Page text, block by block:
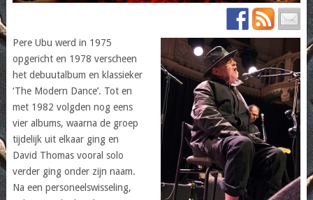
Pere Ubu werd in 1975
opgericht en 1978 verscheen
het debuutalbum en klassieker
‘The Modern Dance’. Tot en
met 1982 volgden nog eens
vier albums, waarna de groep
tijdelijk uit elkaar ging en
David Thomas vooral solo
verder ging onder zijn naam.
Na een personeelswisseling,